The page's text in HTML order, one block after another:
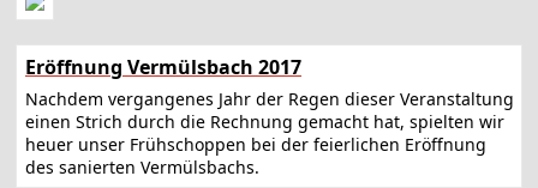
Eröffnung Vermülsbach 2017
Nachdem vergangenes Jahr der Regen dieser Veranstaltung
einen Strich durch die Rechnung gemacht hat, spielten wir
heuer unser Frühschoppen bei der feierlichen Eröffnung
des sanierten Vermülsbachs.